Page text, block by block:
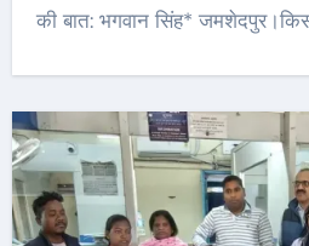
की बात: भगवान सिंह*